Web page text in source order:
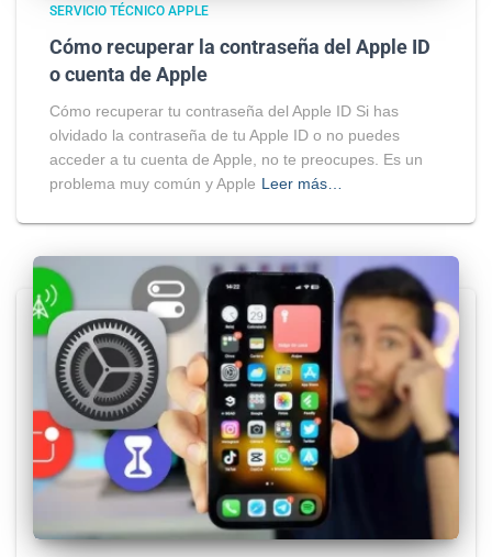
SERVICIO TÉCNICO APPLE
Cómo recuperar la contraseña del Apple ID
o cuenta de Apple
Cómo recuperar tu contraseña del Apple ID Si has
olvidado la contraseña de tu Apple ID o no puedes
acceder a tu cuenta de Apple, no te preocupes. Es un
problema muy común y Apple Leer más…